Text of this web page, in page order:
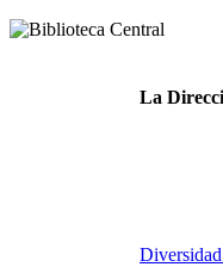
La
Diversidad